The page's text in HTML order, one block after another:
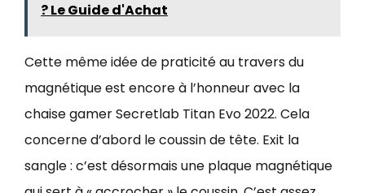
? Le Guide d'Achat
Cette même idée de praticité au travers du
magnétique est encore à l’honneur avec la
chaise gamer Secretlab Titan Evo 2022. Cela
concerne d’abord le coussin de tête. Exit la
sangle : c’est désormais une plaque magnétique